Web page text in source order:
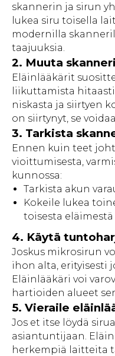
skannerin ja sirun
lukea siru toisella
modernilla
taajuuksia.
2. Muuta
Eläinlääkärit
liikuttamista
niskasta ja siirtyen
on siirtynyt, se
3. Tarkista
Ennen kuin teet
vioittumisesta,
kunnossa:
Tarkista akun
Kokeile lukea
toisesta
4. Käytä
Joskus mikrosirun
ihon alta, erityisesti
Eläinlääkäri voi
hartioiden alueet
5. Vieraile
Jos et itse löydä
asiantuntijaan.
herkempiä laitteita